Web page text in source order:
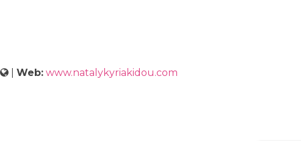
| Web: www.natalykyriakidou.com